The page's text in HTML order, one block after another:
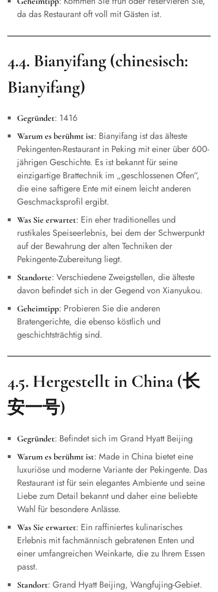
da das Restaurant oft voll mit Gästen ist.
4.4. Bianyifang (chinesisch:
Bianyifang)
Gegründet: 1416
Warum es berühmt ist: Bianyifang ist das älteste
Pekingenten-Restaurant in Peking mit einer über 600-
jährigen Geschichte. Es ist bekannt für seine
einzigartige Brattechnik im „geschlossenen Ofen“,
die eine saftigere Ente mit einem leicht anderen
Geschmacksprofil ergibt.
Was Sie erwartet: Ein eher traditionelles und
rustikales Speiseerlebnis, bei dem der Schwerpunkt
auf der Bewahrung der alten Techniken der
Pekingente-Zubereitung liegt.
Standorte: Verschiedene Zweigstellen, die älteste
davon befindet sich in der Gegend von Xianyukou.
Geheimtipp: Probieren Sie die anderen
Bratengerichte, die ebenso köstlich und
geschichtsträchtig sind.
4.5. Hergestellt in China (长
安一号)
Gegründet: Befindet sich im Grand Hyatt Beijing
Warum es berühmt ist: Made in China bietet eine
luxuriöse und moderne Variante der Pekingente. Das
Restaurant ist für sein elegantes Ambiente und seine
Liebe zum Detail bekannt und daher eine beliebte
Wahl für besondere Anlässe.
Was Sie erwartet: Ein raffiniertes kulinarisches
Erlebnis mit fachmännisch gebratenen Enten und
einer umfangreichen Weinkarte, die zu Ihrem Essen
passt.
Standort: Grand Hyatt Beijing, Wangfujing-Gebiet.